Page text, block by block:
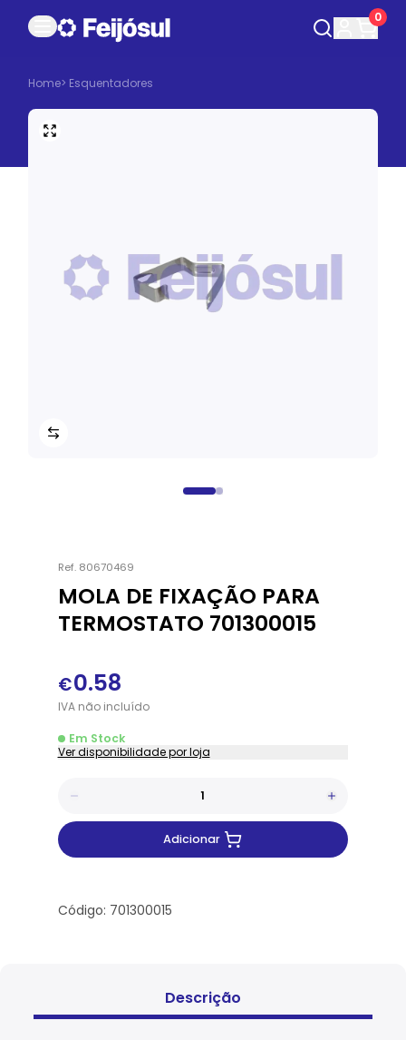
0
Home> Esquentadores
Ref. 80670469
MOLA DE FIXAÇÃO PARA
TERMOSTATO 701300015
€0.58
IVAnãoincluído
Em Stock
Ver disponibilidade por loja
Adicionar
Código: 701300015
Descrição